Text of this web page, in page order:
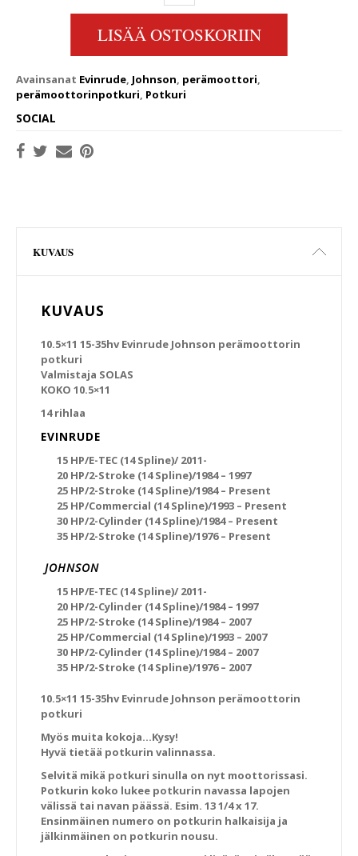
LISÄÄ OSTOSKORIIN
Avainsanat Evinrude, Johnson, perämoottori,
perämoottorinpotkuri, Potkuri
SOCIAL
KUVAUS
KUVAUS
10.5×11 15-35hv Evinrude Johnson perämoottorin
potkuri
Valmistaja SOLAS
KOKO 10.5×11
14 rihlaa
EVINRUDE
15 HP/E-TEC (14 Spline)/ 2011-
20 HP/2-Stroke (14 Spline)/1984 – 1997
25 HP/2-Stroke (14 Spline)/1984 – Present
25 HP/Commercial (14 Spline)/1993 – Present
30 HP/2-Cylinder (14 Spline)/1984 – Present
35 HP/2-Stroke (14 Spline)/1976 – Present
JOHNSON
15 HP/E-TEC (14 Spline)/ 2011-
20 HP/2-Cylinder (14 Spline)/1984 – 1997
25 HP/2-Stroke (14 Spline)/1984 – 2007
25 HP/Commercial (14 Spline)/1993 – 2007
30 HP/2-Cylinder (14 Spline)/1984 – 2007
35 HP/2-Stroke (14 Spline)/1976 – 2007
10.5×11 15-35hv Evinrude Johnson perämoottorin
potkuri
Myös muita kokoja…Kysy!
Hyvä tietää potkurin valinnassa.
Selvitä mikä potkuri sinulla on nyt moottorissasi.
Potkurin koko lukee potkurin navassa lapojen
välissä tai navan päässä. Esim. 13 1/4 x 17.
Ensinmäinen numero on potkurin halkaisija ja
jälkinmäinen on potkurin nousu.